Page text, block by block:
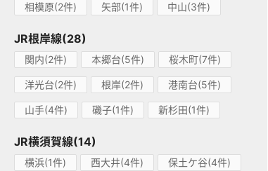
相模原(2件) 矢部(1件) 中山(3件)
JR根岸線(28)
関内(2件) 本郷台(5件) 桜木町(7件)
洋光台(2件) 根岸(2件) 港南台(5件)
山手(4件) 磯子(1件) 新杉田(1件)
JR横須賀線(14)
横浜(1件) 西大井(4件) 保土ケ谷(4件)